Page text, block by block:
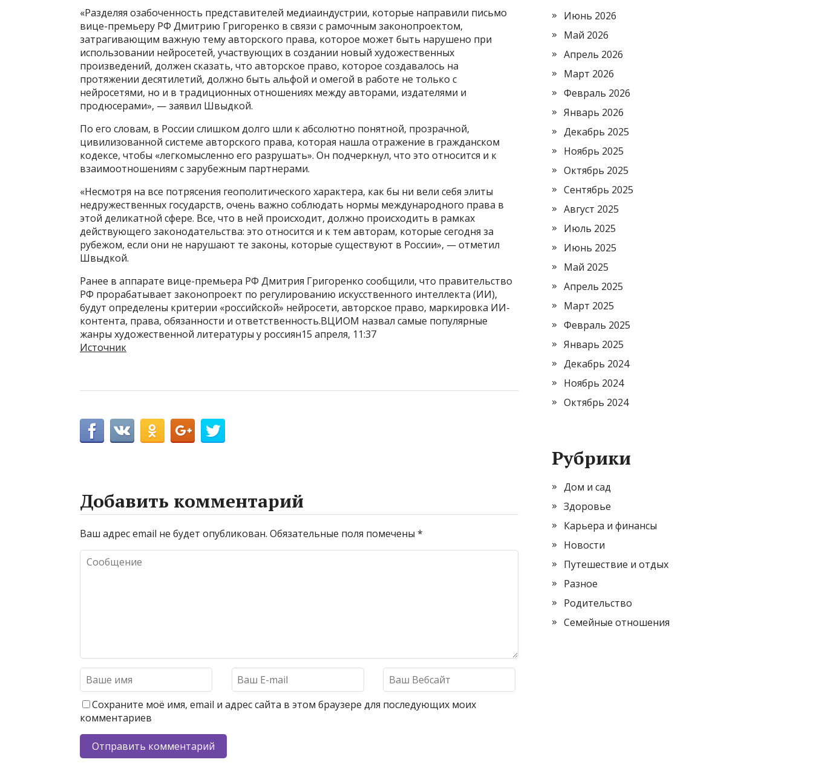
«Разделяя озабоченность представителей медиаиндустрии, которые направили письмо
вице-премьеру РФ Дмитрию Григоренко в связи с рамочным законопроектом,
затрагивающим важную тему авторского права, которое может быть нарушено при
использовании нейросетей, участвующих в создании новый художественных
произведений, должен сказать, что авторское право, которое создавалось на
протяжении десятилетий, должно быть альфой и омегой в работе не только с
нейросетями, но и в традиционных отношениях между авторами, издателями и
продюсерами», — заявил Швыдкой.
По его словам, в России слишком долго шли к абсолютно понятной, прозрачной,
цивилизованной системе авторского права, которая нашла отражение в гражданском
кодексе, чтобы «легкомысленно его разрушать». Он подчеркнул, что это относится и к
взаимоотношениям с зарубежным партнерами.
«Несмотря на все потрясения геополитического характера, как бы ни вели себя элиты
недружественных государств, очень важно соблюдать нормы международного права в
этой деликатной сфере. Все, что в ней происходит, должно происходить в рамках
действующего законодательства: это относится и к тем авторам, которые сегодня за
рубежом, если они не нарушают те законы, которые существуют в России», — отметил
Швыдкой.
Ранее в аппарате вице-премьера РФ Дмитрия Григоренко сообщили, что правительство
РФ прорабатывает законопроект по регулированию искусственного интеллекта (ИИ),
будут определены критерии «российской» нейросети, авторское право, маркировка ИИ-
контента, права, обязанности и ответственность.ВЦИОМ назвал самые популярные
жанры художественной литературы у россиян15 апреля, 11:37
Источник
Добавить комментарий
Ваш адрес email не будет опубликован. Обязательные поля помечены *
Сохраните моё имя, email и адрес сайта в этом браузере для последующих моих
комментариев
Июнь 2026
Май 2026
Апрель 2026
Март 2026
Февраль 2026
Январь 2026
Декабрь 2025
Ноябрь 2025
Октябрь 2025
Сентябрь 2025
Август 2025
Июль 2025
Июнь 2025
Май 2025
Апрель 2025
Март 2025
Февраль 2025
Январь 2025
Декабрь 2024
Ноябрь 2024
Октябрь 2024
Рубрики
Дом и сад
Здоровье
Карьера и финансы
Новости
Путешествие и отдых
Разное
Родительство
Семейные отношения